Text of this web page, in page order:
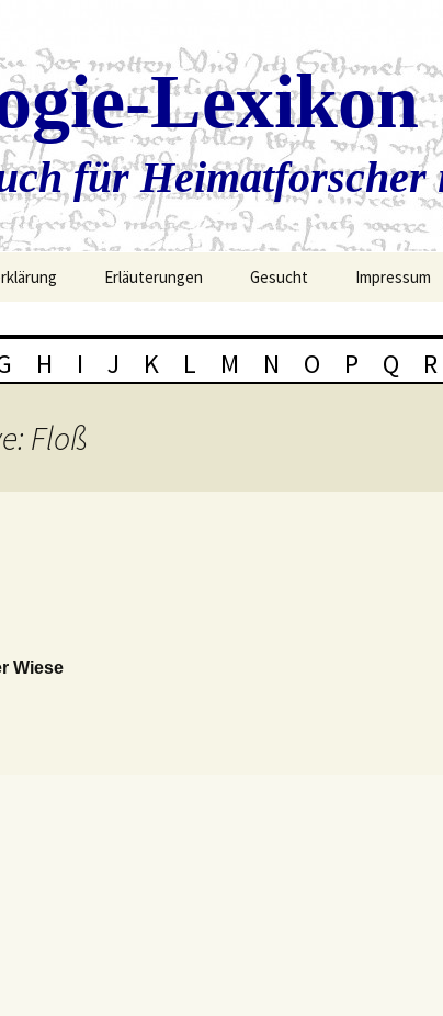
Lexikon
für Heimatforscher
Erläuterungen Gesucht Impressum
H I J K L M N O P Q R
Floß
Wiese